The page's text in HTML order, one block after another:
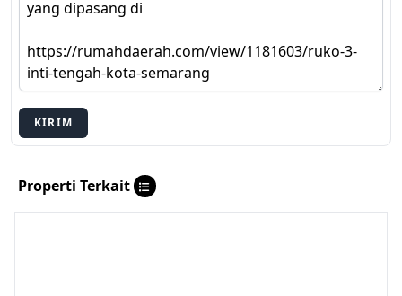
KIRIM
Properti Terkait